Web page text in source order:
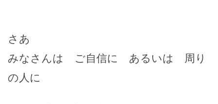
さあ
みなさんは ご自信に あるいは 周り
の人に